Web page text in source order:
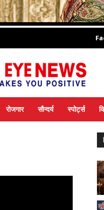
रोजगार सौन्दर्य स्पोर्ट्स